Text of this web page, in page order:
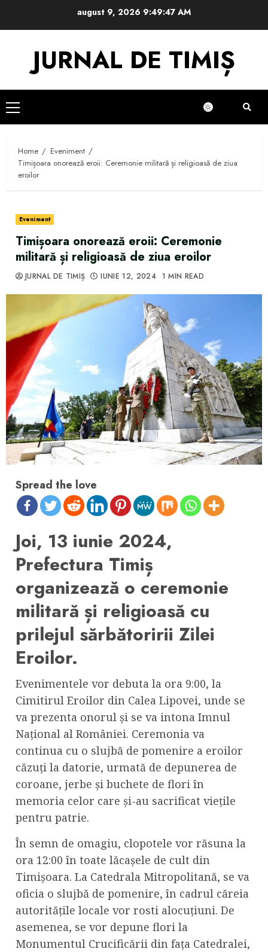
august 9, 2026 9:49:48 AM
JURNAL DE TIMIȘ
Primary
Menu
Home
Eveniment
Timișoara onorează eroii: Ceremonie militară și religioasă de ziua
eroilor
Eveniment
Timișoara onorează eroii: Ceremonie
militară și religioasă de ziua eroilor
JURNAL DE TIMIȘ IUNIE 12, 2024 1 MIN READ
Spread the love
Joi, 13 iunie 2024,
Prefectura Timiș
organizează o ceremonie
militară și religioasă cu
prilejul sărbătoririi Zilei
Eroilor.
Evenimentele vor debuta la ora 9:00, la
Cimitirul Eroilor din Calea Lipovei, unde se
va prezenta onorul și se va intona Imnul
Național al României. Ceremonia va
continua cu o slujbă de pomenire a eroilor
căzuți la datorie, urmată de depunerea de
coroane, jerbe și buchete de flori în
memoria celor care și-au sacrificat viețile
pentru patrie.
În semn de omagiu, clopotele vor răsuna la
ora 12:00 în toate lăcașele de cult din
Timișoara. La Catedrala Mitropolitană, se va
oficia o slujbă de pomenire, în cadrul căreia
autoritățile locale vor rosti alocuțiuni. De
asemenea, se vor depune flori la
Monumentul Crucificării din fața Catedralei,